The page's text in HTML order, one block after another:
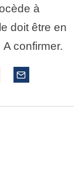
à
doit être en
confirmer.